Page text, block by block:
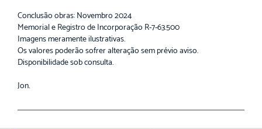
Conclusão obras: Novembro 2024
Memorial e Registro de Incorporação R-7-63.500
Imagens meramente ilustrativas.
Os valores poderão sofrer alteração sem prévio aviso.
Disponibilidade sob consulta.
Jon.